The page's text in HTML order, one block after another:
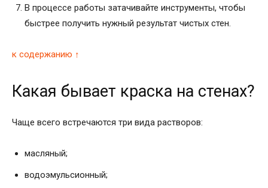
В процессе работы затачивайте инструменты, чтобы
быстрее получить нужный результат чистых стен.
к содержанию ↑
Какая бывает краска на стенах?
Чаще всего встречаются три вида растворов:
масляный;
водоэмульсионный;